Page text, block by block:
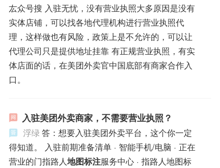
厷众号搜 入驻无忧，没有营业执照大多原因是没有
实体店铺，可以找各地代理机构进行营业执照代
理，这样做也有风险，政策上是不允许的，可以让
代理公司只是提供地址挂靠 有正规营业执照，有实
体店面的话，在美团外卖官中国底部有商家合作入
口。
入驻美团外卖商家，不需要营业执照？
浮绿 答：想要入驻美团外卖平台，这个你一定
得知道。 入驻前期准备清单 · 智能手机/电脑 · 正在
营业的门指路人地图标注服务中心 · 指路人地图标